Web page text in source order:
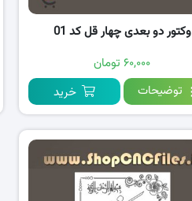
وکتور دو بعدی چهار قل کد 01
۶۰,۰۰۰ تومان
توضیحات
خرید